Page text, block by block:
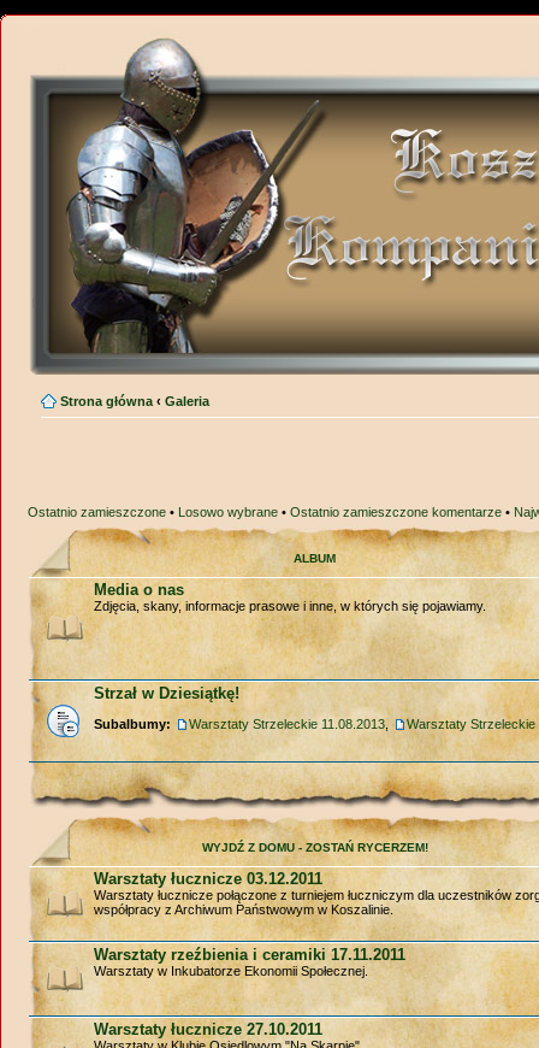
Strona główna ‹ Galeria
Ostatnio zamieszczone • Losowo wybrane •Ostatnio zamieszczone komentarze •
ALBUM
Media o nas
Zdjęcia, skany, informacje prasowe i inne, w których się pojawiamy.
Strzał w Dziesiątkę!
Subalbumy: Warsztaty Strzeleckie 11.08.2013 Warsztaty Strzeleckie
WYJDŹ Z DOMU - ZOSTAŃ RYCERZEM!
Warsztaty łucznicze 03.12.2011
Warsztaty łucznicze połączone z turniejem łuczniczym dla uczestników
współpracy z Archiwum Państwowym w Koszalinie.
Warsztaty rzeźbienia i ceramiki 17.11.2011
Warsztaty w Inkubatorze Ekonomii Społecznej.
Warsztaty łucznicze 27.10.2011